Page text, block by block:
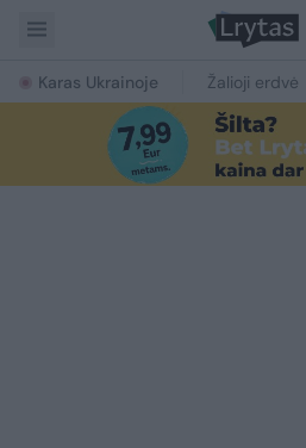
Karas Ukrainoje Žalioji erdvė